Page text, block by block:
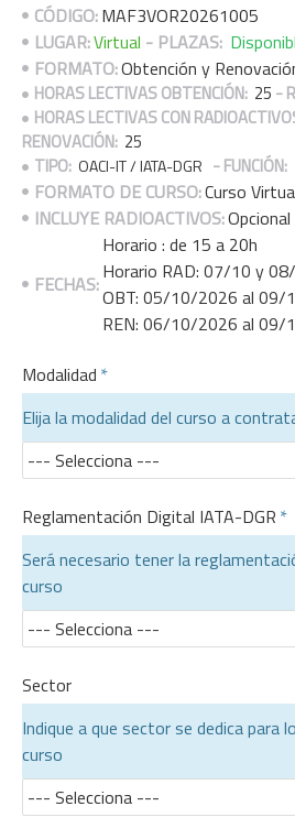
CÓDIGO:MAF3VOR20261005
LUGAR:Virtual - PLAZAS:
FORMATO:Obtención y
HORAS LECTIVAS OBTENCIÓN: 25 -
HORAS LECTIVAS CON
RENOVACIÓN: 25
TIPO: OACI-IT / IATA-DGR - FUNCIÓN:
FORMATO DE CURSO:Curso
INCLUYE RADIOACTIVOS:Opcional
FECHAS:
Horario : de 15 a 20h
Horario RAD: 07/10 y
OBT: 05/10/2026 al 09/
REN: 06/10/2026 al 09/
Modalidad
Elija la modalidad del curso a
Reglamentación Digital IATA-DGR
Será necesario tener la
curso
Sector
Indique a que sector se dedica para
curso